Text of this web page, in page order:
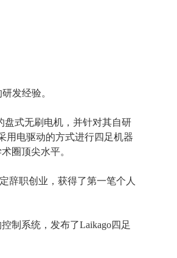
发经验。
盘式无刷电机，并针对其自研
用电驱动的方式进行四足机器
圈顶尖水平。
辞职创业，获得了第一笔个人
制系统 ，发布了Laikago四足